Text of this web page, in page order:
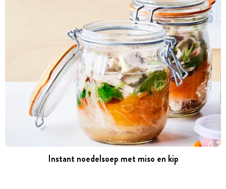
Instant noedelsoep met miso en kip